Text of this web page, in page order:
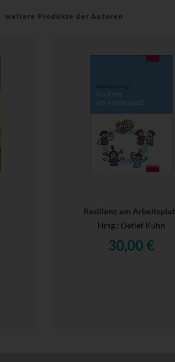
weitere Produkte der Autoren
Resilienz am
Hrsg.: Detlef Kuhn
30,00 €